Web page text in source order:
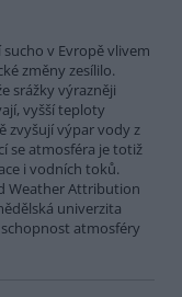
sucho v Evropě vlivem
změny zesílilo.
srážky výrazněji
vyšší teploty
zvyšují výpar vody z
se atmosféra je totiž
i vodních toků.
Weather Attribution
univerzita
atmosféry